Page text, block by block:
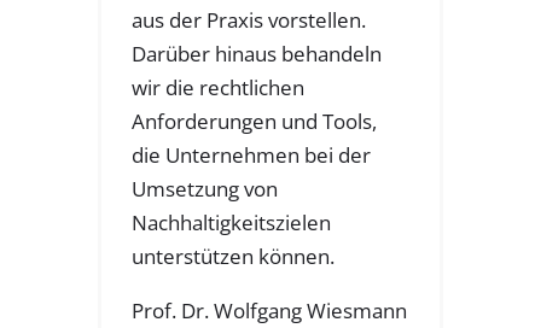
aus der Praxis vorstellen.
Darüber hinaus behandeln
wir die rechtlichen
Anforderungen und Tools,
die Unternehmen bei der
Umsetzung von
Nachhaltigkeitszielen
unterstützen können.
Prof. Dr. Wolfgang Wiesmann